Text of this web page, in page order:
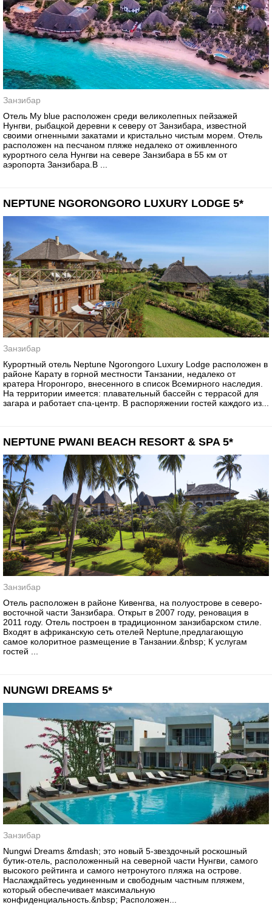
Занзибар
Отель My blue расположен среди великолепных пейзажей
Нунгви, рыбацкой деревни к северу от Занзибара, известной
своими огненными закатами и кристально чистым морем. Отель
расположен на песчаном пляже недалеко от оживленного
курортного села Нунгви на севере Занзибара в 55 км от
аэропорта Занзибара.В ...
NEPTUNE NGORONGORO LUXURY LODGE 5*
Занзибар
Курортный отель Neptune Ngorongoro Luxury Lodge расположен в
районе Карату в горной местности Танзании, недалеко от
кратера Нгоронгоро, внесенного в список Всемирного наследия.
На территории имеется: плавательный бассейн с террасой для
загара и работает спа-центр. В распоряжении гостей каждого из...
NEPTUNE PWANI BEACH RESORT & SPA 5*
Занзибар
Отель расположен в районе Кивенгва, на полуострове в северо-
восточной части Занзибара. Открыт в 2007 году, реновация в
2011 году. Отель построен в традиционном занзибарском стиле.
Входят в африканскую сеть отелей Neptune,предлагающую
самое колоритное размещение в Танзании.&nbsp; К услугам
гостей ...
NUNGWI DREAMS 5*
Занзибар
Nungwi Dreams &mdash; это новый 5-звездочный роскошный
бутик-отель, расположенный на северной части Нунгви, самого
высокого рейтинга и самого нетронутого пляжа на острове.
Наслаждайтесь уединенным и свободным частным пляжем,
который обеспечивает максимальную
конфиденциальность.&nbsp; Расположен...